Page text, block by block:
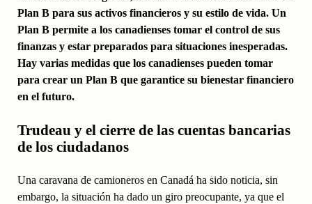
Plan B para sus activos financieros y su estilo de vida. Un
Plan B permite a los canadienses tomar el control de sus
finanzas y estar preparados para situaciones inesperadas.
Hay varias medidas que los canadienses pueden tomar
para crear un Plan B que garantice su bienestar financiero
en el futuro.
Trudeau y el cierre de las cuentas bancarias
de los ciudadanos
Una caravana de camioneros en Canadá ha sido noticia, sin
embargo, la situación ha dado un giro preocupante, ya que el